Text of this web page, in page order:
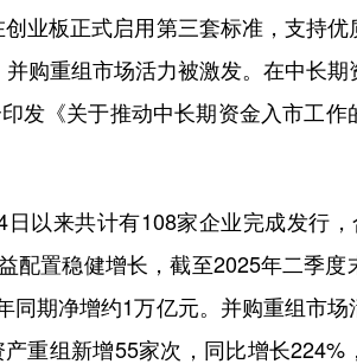
业板正式启用第三套标准，支持优
购重组市场活力被激发。在中长
发《关于推动中长期资金入市工作
以来共计有108家企业完成发行
配置稳健增长，截至2025年二季度
期净增约1万亿元。并购重组市场
重组新增55家次，同比增长224%